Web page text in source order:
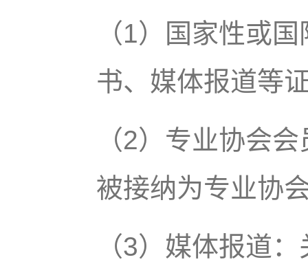
（1）国家性或
书、媒体报道等
（2）专业协会
被接纳为专业协
（3）媒体报道